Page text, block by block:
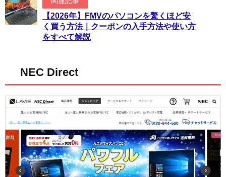
【2026年】FMVのパソコンを驚くほど安
く買う方法｜クーポンの入手方法や使い方
をすべて解説
NEC Direct